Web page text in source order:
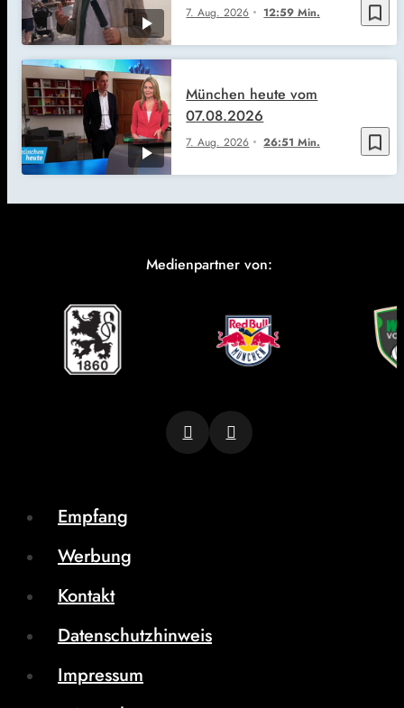
bookmark_border
7. Aug. 2026 12:59 Min.
bookmark_border
7. Aug. 2026 26:51 Min.
München heute vom
07.08.2026
Medienpartner von:
Empfang
Werbung
Kontakt
Datenschutzhinweis
Impressum